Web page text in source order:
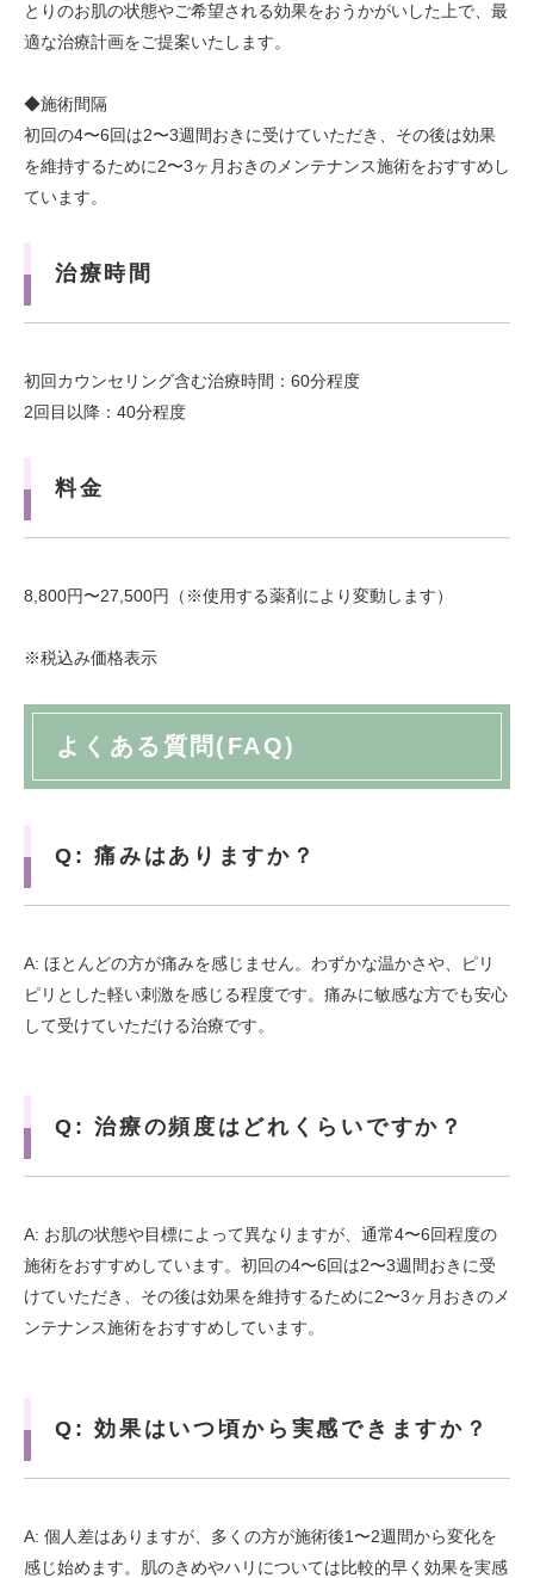
とりのお肌の状態やご希望される効果をおうかがいした上で、最
適な治療計画をご提案いたします。
◆施術間隔
初回の4〜6回は2〜3週間おきに受けていただき、その後は効果
を維持するために2〜3ヶ月おきのメンテナンス施術をおすすめし
ています。
治療時間
初回カウンセリング含む治療時間：60分程度
2回目以降：40分程度
料金
8,800円〜27,500円（※使用する薬剤により変動します）
※税込み価格表示
よくある質問(FAQ)
Q: 痛みはありますか？
A: ほとんどの方が痛みを感じません。わずかな温かさや、ピリ
ピリとした軽い刺激を感じる程度です。痛みに敏感な方でも安心
して受けていただける治療です。
Q: 治療の頻度はどれくらいですか？
A: お肌の状態や目標によって異なりますが、通常4〜6回程度の
施術をおすすめしています。初回の4〜6回は2〜3週間おきに受
けていただき、その後は効果を維持するために2〜3ヶ月おきのメ
ンテナンス施術をおすすめしています。
Q: 効果はいつ頃から実感できますか？
A: 個人差はありますが、多くの方が施術後1〜2週間から変化を
感じ始めます。肌のきめやハリについては比較的早く効果を実感